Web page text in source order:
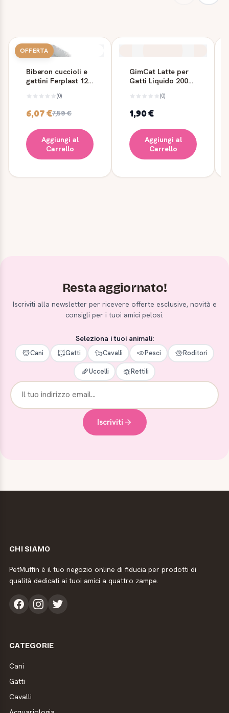
OFFERTA
Biberon cuccioli e
gattini Ferplast 120
(0)
6,07 €7,59 €
Aggiungi al
Carrello
GimCat Latte per
Gatti Liquido 200
(0)
1,90 €
Aggiungi al
Carrello
Resta aggiornato!
Iscriviti alla newsletter per ricevere offerte esclusive, novità e
consigli per i tuoi amici pelosi.
Seleziona i tuoi animali:
Cani Gatti Cavalli Pesci Roditori
Uccelli Rettili
Iscriviti
CHI SIAMO
PetMuffin è il tuo negozio online di fiducia per prodotti di
qualità dedicati ai tuoi amici a quattro zampe.
CATEGORIE
Cani
Gatti
Cavalli